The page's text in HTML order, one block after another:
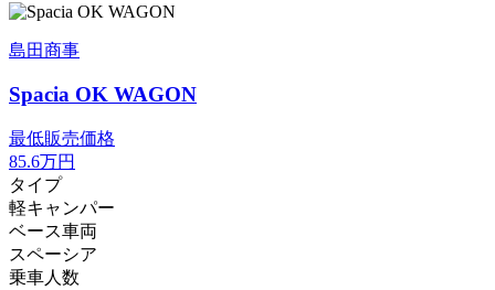
島田商事
Spacia OK WAGON
最低販売価格
85.6万円
タイプ
軽キャンパー
ベース車両
スペーシア
乗車人数